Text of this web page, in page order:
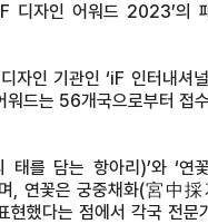
디자인 어워드 2023’의
자인 기관인 ‘iF 인터내셔
드는 56개국으로부터 접
를 담는 항아리)’와 ‘연꽃
, 연꽃은 궁중채화(宮中採
했다는 점에서 각국 전문